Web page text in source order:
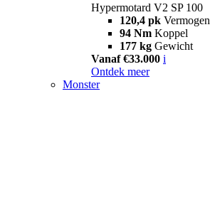
Hypermotard V2 SP 100
120,4 pk Vermogen
94 Nm Koppel
177 kg Gewicht
Vanaf €33.000 i
Ontdek meer
Monster